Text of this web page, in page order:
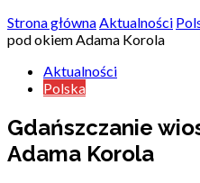
Strona głównaAktualności
pod okiem Adama Korola
Aktualności
Polska
Gdańszczanie
Adama Korola